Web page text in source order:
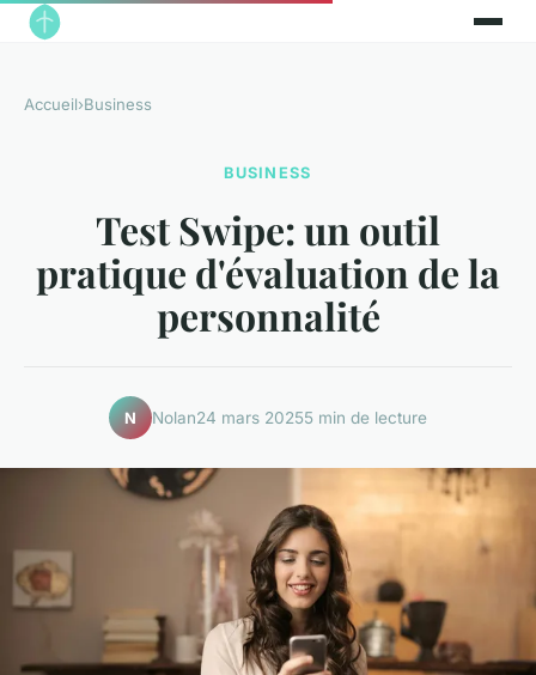
Accueil›Business
BUSINESS
Test Swipe: un outil
pratique d'évaluation de la
personnalité
N Nolan24 mars 20255 min de lecture